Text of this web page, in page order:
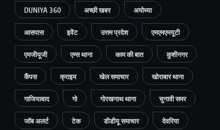
DUNIYA 360 अच्छी खबर अयोध्या
आसपास इवेंट उत्तम प्रदेश एमएमएमयूटी
एमजीयूजी एम्स थाना काम की बात कुशीनगर
कैंपस क्राइम खेल समाचार खोराबार थाना
गाजियाबाद गो गोरखनाथ थाना चुनावी समर
जॉब अलर्ट टेक डीडीयू समाचार देवरिया